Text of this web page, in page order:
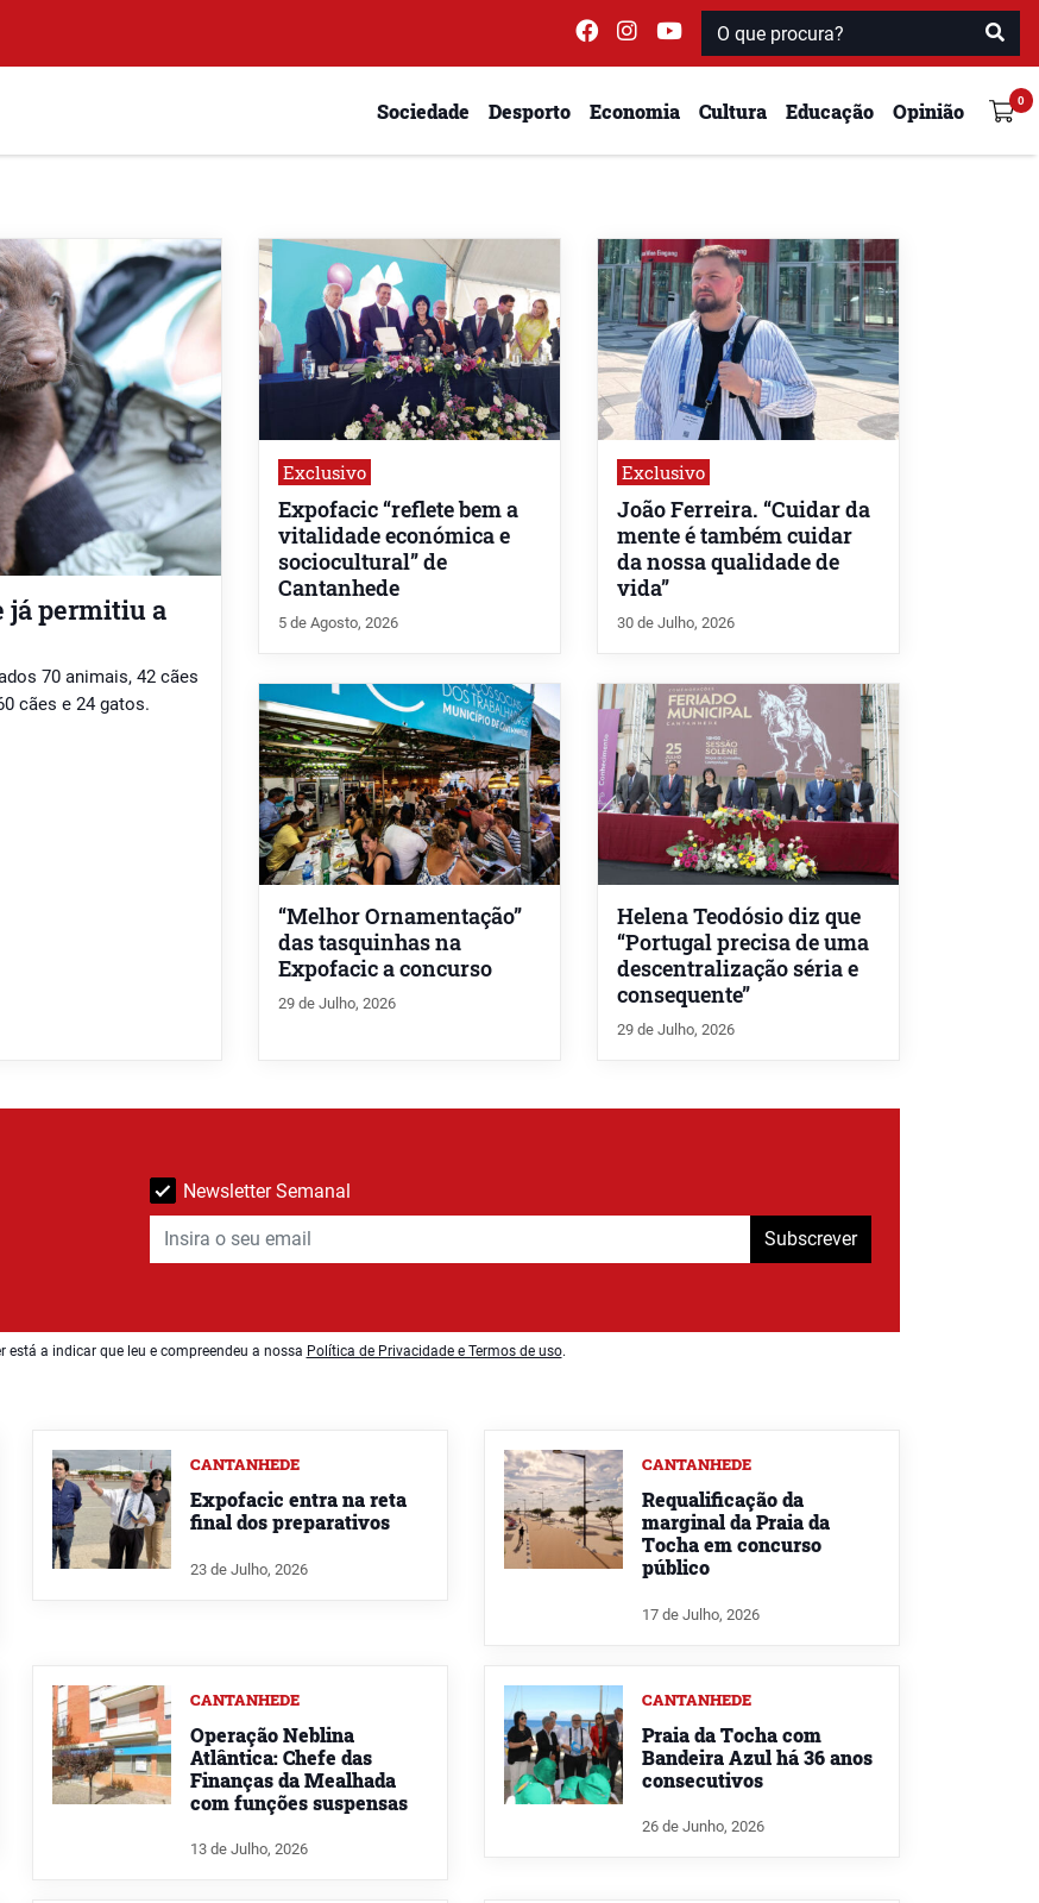
Sociedade Desporto Economia Cultura Educação Opinião
já permitiu a
70 animais, 42 cães
cães e 24 gatos.
Exclusivo
Expofacic “reflete bem a
vitalidade económica e
sociocultural” de
Cantanhede
5 de Agosto, 2026
Exclusivo
João Ferreira. “Cuidar da
mente é também cuidar
da nossa qualidade de
vida”
30 de Julho, 2026
“Melhor Ornamentação”
das tasquinhas na
Expofacic a concurso
29 de Julho, 2026
Helena Teodósio diz que
“Portugal precisa de uma
descentralização séria e
consequente”
29 de Julho, 2026
Newsletter Semanal
Subscrever
está a indicar que leu e compreendeu a nossa Política de Privacidade e Termos de uso.
CANTANHEDE
Expofacic entra na reta
final dos preparativos
23 de Julho, 2026
CANTANHEDE
Requalificação da
marginal da Praia da
Tocha em concurso
público
17 de Julho, 2026
CANTANHEDE
Operação Neblina
Atlântica: Chefe das
Finanças da Mealhada
com funções suspensas
13 de Julho, 2026
CANTANHEDE
Praia da Tocha com
Bandeira Azul há 36 anos
consecutivos
26 de Junho, 2026